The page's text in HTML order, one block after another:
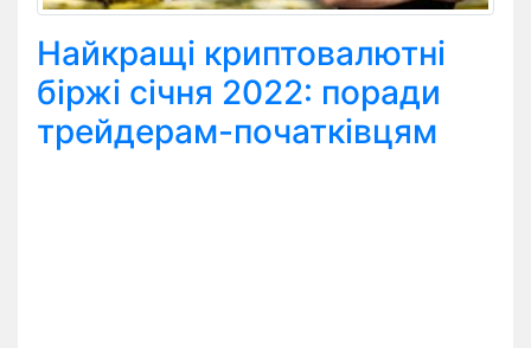
Найкращі криптовалютні
біржі січня 2022: поради
трейдерам-початківцям